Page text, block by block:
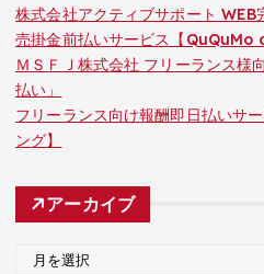
株式会社アクティブサポート
売掛金前払いサービス【QuQuMo
ＭＳＦＪ株式会社 フリーランス様
払い」
フリーランス向け報酬即日払いサ
ング】
アーカイブ